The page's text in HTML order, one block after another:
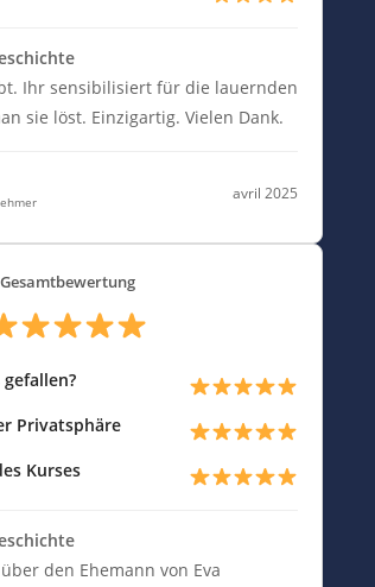
Ihr sensibilisiert für die lauernden
sie löst. Einzigartig. Vielen Dank.
avril 2025
Gesamtbewertung
Privatsphäre
Kurses
den Ehemann von Eva